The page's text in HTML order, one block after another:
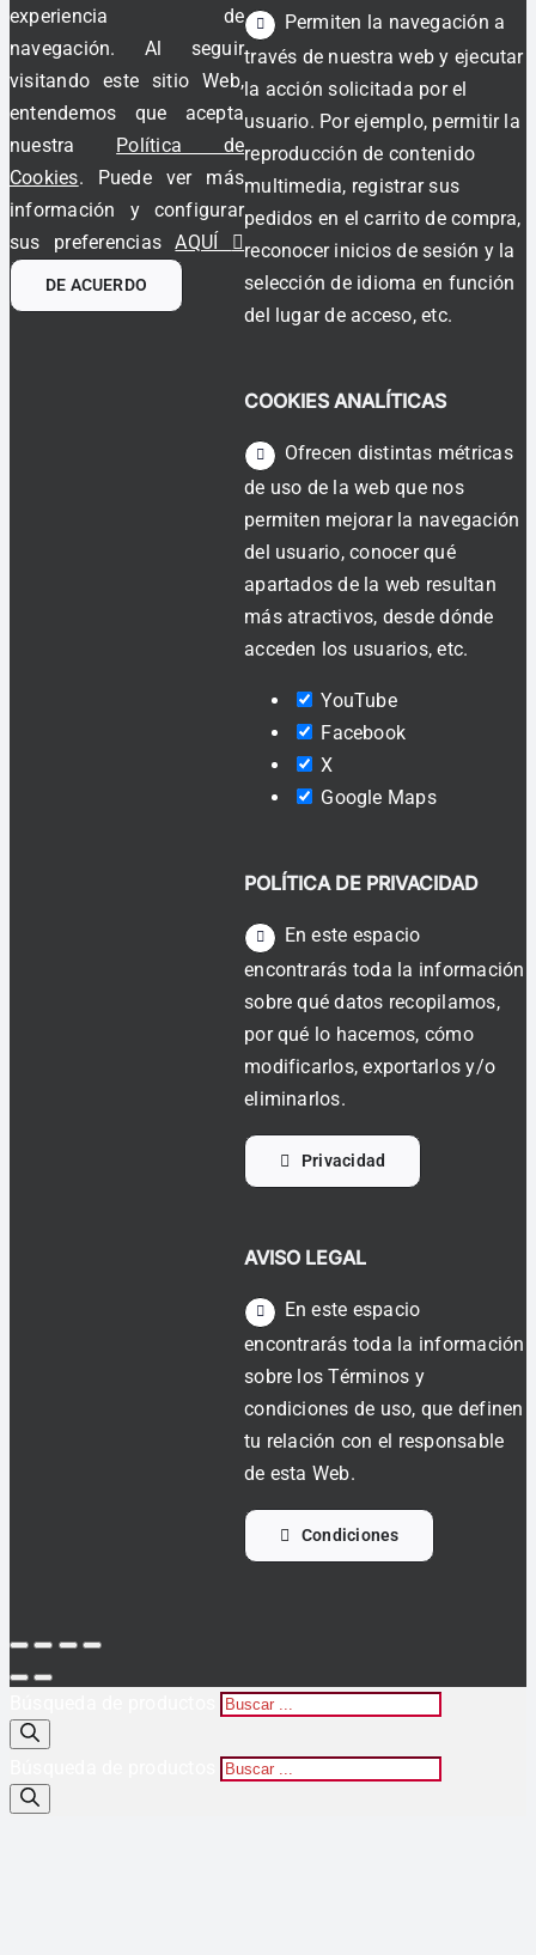
experiencia de
navegación. Al seguir
visitando este sitio Web,
entendemos que acepta
nuestra Política de
Cookies. Puede ver más
información y configurar
sus preferencias
AQUÍ
DE ACUERDO
Permiten la navegación a
través de nuestra web y ejecutar
la acción solicitada por el
usuario. Por ejemplo, permitir la
reproducción de contenido
multimedia, registrar sus
pedidos en el carrito de compra,
reconocer inicios de sesión y la
selección de idioma en función
del lugar de acceso, etc.
COOKIES ANALÍTICAS
Ofrecen distintas métricas
de uso de la web que nos
permiten mejorar la navegación
del usuario, conocer qué
apartados de la web resultan
más atractivos, desde dónde
acceden los usuarios, etc.
YouTube
Facebook
X
Google Maps
POLÍTICA DE PRIVACIDAD
En este espacio
encontrarás toda la información
sobre qué datos recopilamos,
por qué lo hacemos, cómo
modificarlos, exportarlos y/o
eliminarlos.
Privacidad
AVISO LEGAL
En este espacio
encontrarás toda la información
sobre los Términos y
condiciones de uso, que definen
tu relación con el responsable
de esta Web.
Condiciones